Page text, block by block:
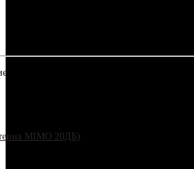
быстрого интернета там, где слабый